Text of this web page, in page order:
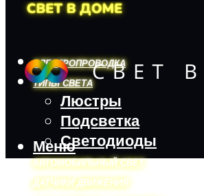
ЭЛЕКТРОПРОВОДКА
ТИПЫ СВЕТА
Люстры
Подсветка
Светодиоды
АВТОМОБИЛЬНЫЙ СВЕТ
ДАТЧИКИ ДВИЖЕНИЯ
Меню